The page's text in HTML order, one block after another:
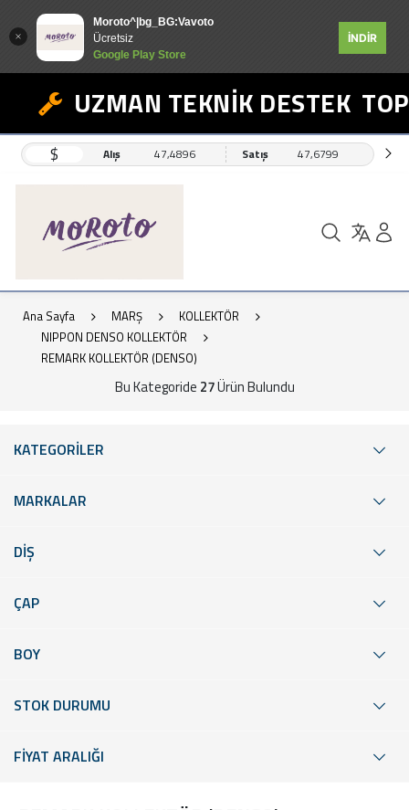
Moroto^|bg_BG:Vavoto
Ücretsiz
Google Play Store
İNDİR
UZMAN TEKNİK DESTEK
$ Alış 47,4896 Satış 47,6799
Ana Sayfa MARŞ
KOLLEKTÖR
NIPPON DENSO KOLLEKTÖR
REMARK KOLLEKTÖR (DENSO)
Bu Kategoride 27Ürün Bulundu
KATEGORİLER
MARKALAR
DİŞ
ÇAP
BOY
STOK DURUMU
FİYAT ARALIĞI